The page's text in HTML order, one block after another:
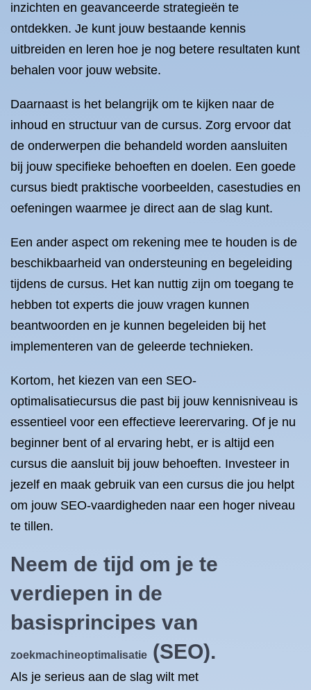
inzichten en geavanceerde strategieën te
ontdekken. Je kunt jouw bestaande kennis
uitbreiden en leren hoe je nog betere resultaten kunt
behalen voor jouw website.
Daarnaast is het belangrijk om te kijken naar de
inhoud en structuur van de cursus. Zorg ervoor dat
de onderwerpen die behandeld worden aansluiten
bij jouw specifieke behoeften en doelen. Een goede
cursus biedt praktische voorbeelden, casestudies en
oefeningen waarmee je direct aan de slag kunt.
Een ander aspect om rekening mee te houden is de
beschikbaarheid van ondersteuning en begeleiding
tijdens de cursus. Het kan nuttig zijn om toegang te
hebben tot experts die jouw vragen kunnen
beantwoorden en je kunnen begeleiden bij het
implementeren van de geleerde technieken.
Kortom, het kiezen van een SEO-
optimalisatiecursus die past bij jouw kennisniveau is
essentieel voor een effectieve leerervaring. Of je nu
beginner bent of al ervaring hebt, er is altijd een
cursus die aansluit bij jouw behoeften. Investeer in
jezelf en maak gebruik van een cursus die jou helpt
om jouw SEO-vaardigheden naar een hoger niveau
te tillen.
Neem de tijd om je te
verdiepen in de
basisprincipes van
zoekmachineoptimalisatie (SEO).
Als je serieus aan de slag wilt met